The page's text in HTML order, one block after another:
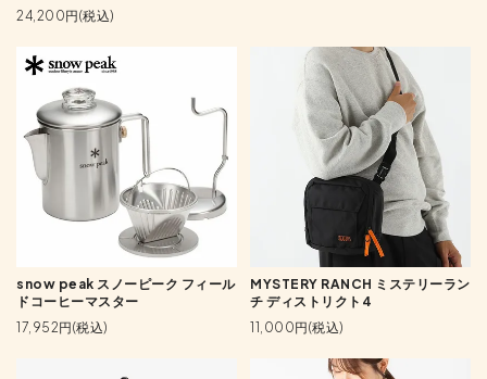
24,200円(税込)
snow peak スノーピーク フィール
ドコーヒーマスター
17,952円(税込)
MYSTERY RANCH ミステリーラン
チ ディストリクト4
11,000円(税込)